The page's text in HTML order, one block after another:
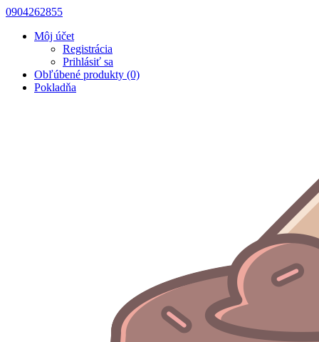
0904262855
Môj účet
Registrácia
Prihlásiť sa
Obľúbené produkty (0)
Pokladňa